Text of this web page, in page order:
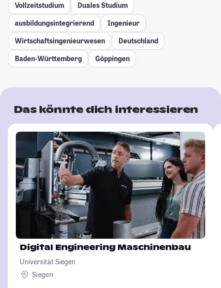
Vollzeitstudium
Duales Studium
ausbildungsintegrierend
Ingenieur
Wirtschaftsingenieurwesen
Deutschland
Baden-Württemberg
Göppingen
Das könnte dich interessieren
Digital Engineering Maschinenbau
Universität Siegen
Siegen